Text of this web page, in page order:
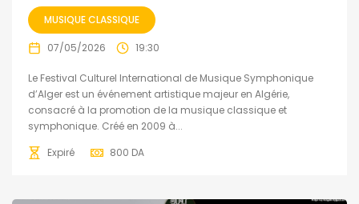
MUSIQUE CLASSIQUE
07/05/2026 19:30
Le Festival Culturel International de Musique Symphonique
d’Alger est un événement artistique majeur en Algérie,
consacré à la promotion de la musique classique et
symphonique. Créé en 2009 à...
Expiré
800 DA